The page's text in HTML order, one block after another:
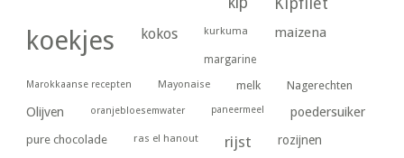
koekjes kokos kurkuma maizena
margarine
Marokkaanse recepten Mayonaise melk Nagerechten
Olijven oranjebloesemwater paneermeel poedersuiker
pure chocolade ras el hanout rijst rozijnen